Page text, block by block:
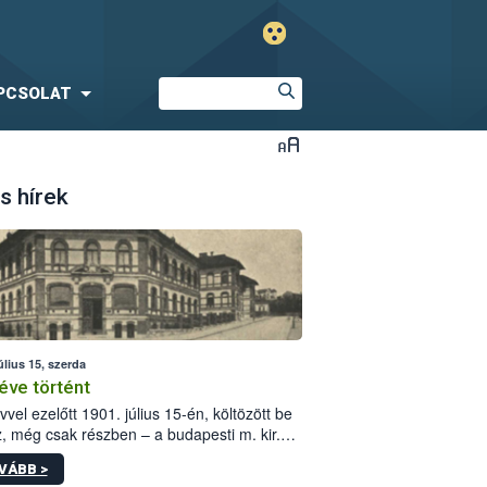
hírek
15, szerda
történt
ezelőtt 1901. július 15-én, költözött be
még csak részben – a budapesti m. kir.
állomás a Kis Rókus utca
alatti, Czigler Győző által tervezett új
>